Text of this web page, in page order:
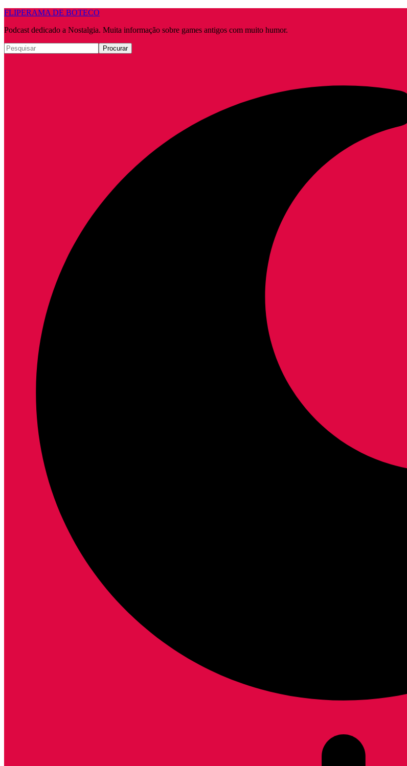
FLIPERAMA DE BOTECO
Podcast dedicado a Nostalgia. Muita informação sobre games antigos com muito humor.